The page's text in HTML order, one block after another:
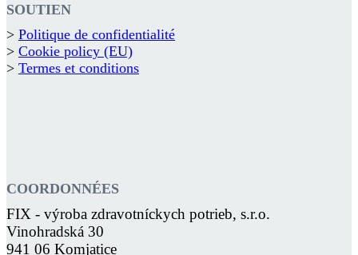
SOUTIEN
> Politique de confidentialité
> Cookie policy (EU)
> Termes et conditions
COORDONNÉES
FIX - výroba zdravotníckych potrieb, s.r.o.
Vinohradská 30
941 06 Komjatice